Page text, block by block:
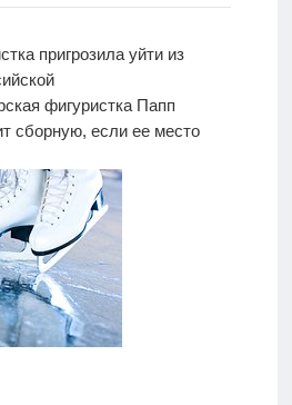
пригрозила уйти из
фигуристка Папп
сборную, если ее место